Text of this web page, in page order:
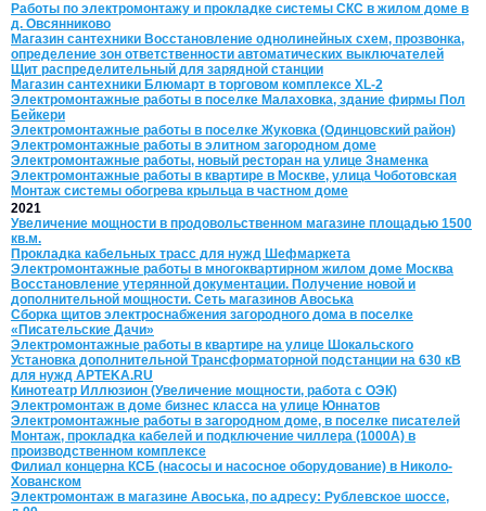
Работы по электромонтажу и прокладке системы СКС в жилом доме в
д. Овсянниково
Магазин сантехники Восстановление однолинейных схем, прозвонка,
определение зон ответственности автоматических выключателей
Щит распределительный для зарядной станции
Магазин сантехники Блюмарт в торговом комплексе XL-2
Электромонтажные работы в поселке Малаховка, здание фирмы Пол
Бейкери
Электромонтажные работы в поселке Жуковка (Одинцовский район)
Электромонтажные работы в элитном загородном доме
Электромонтажные работы, новый ресторан на улице Знаменка
Электромонтажные работы в квартире в Москве, улица Чоботовская
Монтаж системы обогрева крыльца в частном доме
2021
Увеличение мощности в продовольственном магазине площадью 1500
кв.м.
Прокладка кабельных трасс для нужд Шефмаркета
Электромонтажные работы в многоквартирном жилом доме Москва
Восстановление утерянной документации. Получение новой и
дополнительной мощности. Сеть магазинов Авоська
Сборка щитов электроснабжения загородного дома в поселке
«Писательские Дачи»
Электромонтажные работы в квартире на улице Шокальского
Установка дополнительной Трансформаторной подстанции на 630 кВ
для нужд APTEKA.RU
Кинотеатр Иллюзион (Увеличение мощности, работа с ОЭК)
Электромонтаж в доме бизнес класса на улице Юннатов
Электромонтажные работы в загородном доме, в поселке писателей
Монтаж, прокладка кабелей и подключение чиллера (1000А) в
производственном комплексе
Филиал концерна КСБ (насосы и насосное оборудование) в Николо-
Хованском
Электромонтаж в магазине Авоська, по адресу: Рублевское шоссе,